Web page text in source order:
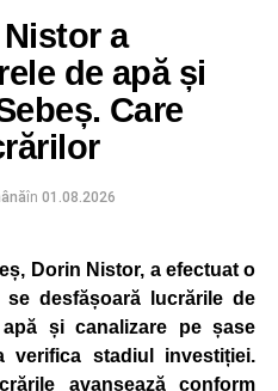
de telegestiune,
luminii în funcție de orele
soarelui. Chiar dacă nivelul
intervale, iluminatul
întreaga durată a nopții.
precizează că măsura nu
rutier și pietonal, iar
va fi menținută la un
că decizia are caracter
contextul actualei situații
condițiile în care autoritățile
a
de apă și
Care
în 01.08.2026
Dorin Nistor, a efectuat o
desfășoară lucrările de
și canalizare pe șase
stadiul investiției.
avansează conform